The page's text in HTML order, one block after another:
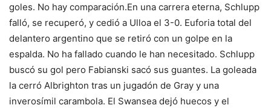
goles. No hay comparación.En una carrera eterna, Schlupp
falló, se recuperó, y cedió a Ulloa el 3-0. Euforia total del
delantero argentino que se retiró con un golpe en la
espalda. No ha fallado cuando le han necesitado. Schlupp
buscó su gol pero Fabianski sacó sus guantes. La goleada
la cerró Albrighton tras un jugadón de Gray y una
inverosímil carambola. El Swansea dejó huecos y el